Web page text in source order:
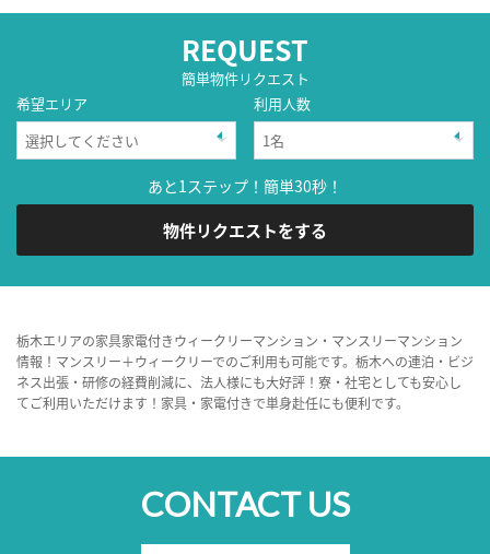
REQUEST
簡単物件リクエスト
希望エリア
利用人数
あと1ステップ！簡単30秒！
物件リクエストをする
栃木エリアの家具家電付きウィークリーマンション・マンスリーマンション
情報！マンスリー＋ウィークリーでのご利用も可能です。栃木への連泊・ビジ
ネス出張・研修の経費削減に、法人様にも大好評！寮・社宅としても安心し
てご利用いただけます！家具・家電付きで単身赴任にも便利です。
CONTACT US